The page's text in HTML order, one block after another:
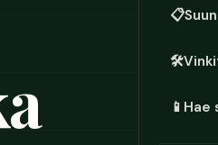
📋
🛠️
📱 Hae